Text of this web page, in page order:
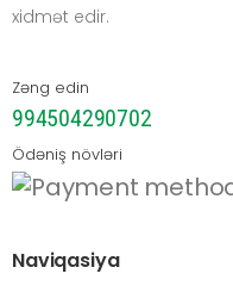
xidmət edir.
Zəng edin
994504290702
Ödəniş növləri
Naviqasiya